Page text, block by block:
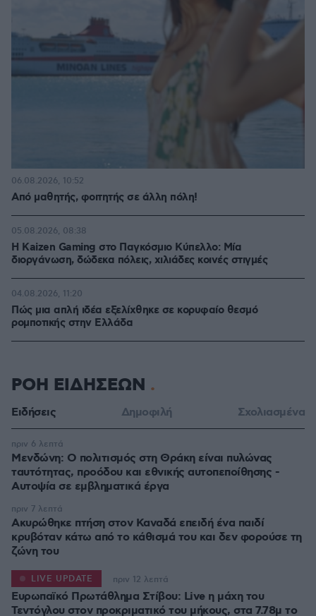
Από μαθητής, φοιτητής σε άλλη πόλη!
06.08.2026, 10:52
H Kaizen Gaming στο Παγκόσμιο Kύπελλο: Μία
διοργάνωση, δώδεκα πόλεις, χιλιάδες κοινές στιγμές
05.08.2026, 08:38
Πώς μια απλή ιδέα εξελίχθηκε σε κορυφαίο θεσμό
ρομποτικής στην Ελλάδα
04.08.2026, 11:20
ΡΟΗ ΕΙΔΗΣΕΩΝ
Ειδήσεις Δημοφιλή Σχολιασμένα
Μενδώνη: Ο πολιτισμός στη Θράκη είναι πυλώνας
ταυτότητας, προόδου και εθνικής αυτοπεποίθησης -
Αυτοψία σε εμβληματικά έργα
πριν 6 λεπτά
Ακυρώθηκε πτήση στον Καναδά επειδή ένα παιδί
κρυβόταν κάτω από το κάθισμά του και δεν φορούσε τη
ζώνη του
πριν 7 λεπτά
Ευρωπαϊκό Πρωτάθλημα Στίβου: Live η μάχη του
Τεντόγλου στον προκριματικό του μήκους, στα 7.78μ το
LIVE UPDATE πριν 12 λεπτά